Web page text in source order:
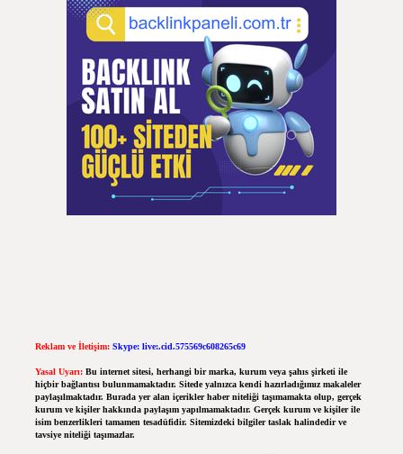
Reklam ve İletişim: Skype: live:.cid.575569c608265c69
Yasal Uyarı: Bu internet sitesi, herhangi bir marka, kurum veya şahıs şirketi ile
hiçbir bağlantısı bulunmamaktadır. Sitede yalnızca kendi hazırladığımız makaleler
paylaşılmaktadır. Burada yer alan içerikler haber niteliği taşımamakta olup, gerçek
kurum ve kişiler hakkında paylaşım yapılmamaktadır. Gerçek kurum ve kişiler ile
isim benzerlikleri tamamen tesadüfidir. Sitemizdeki bilgiler taslak halindedir ve
tavsiye niteliği taşımazlar.